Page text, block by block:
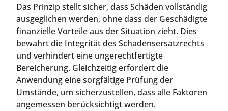
Das Prinzip stellt sicher, dass Schäden vollständig
ausgeglichen werden, ohne dass der Geschädigte
finanzielle Vorteile aus der Situation zieht. Dies
bewahrt die Integrität des Schadensersatzrechts
und verhindert eine ungerechtfertigte
Bereicherung. Gleichzeitig erfordert die
Anwendung eine sorgfältige Prüfung der
Umstände, um sicherzustellen, dass alle Faktoren
angemessen berücksichtigt werden.